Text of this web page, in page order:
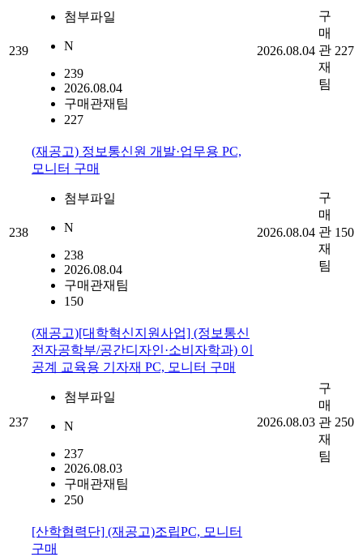
239
첨부파일
N
239
2026.08.04
구매관재팀
227
2026.08.04
구
매
관
재
팀
227
238
(재공고) 정보통신원 개발·업무용 PC,
모니터 구매
첨부파일
N
238
2026.08.04
구매관재팀
150
2026.08.04
구
매
관
재
팀
150
237
(재공고)[대학혁신지원사업] (정보통신
전자공학부/공간디자인·소비자학과) 이
공계 교육용 기자재 PC, 모니터 구매
첨부파일
N
237
2026.08.03
구매관재팀
250
2026.08.03
구
매
관
재
팀
250
[산학협력단] (재공고)조립PC, 모니터
구매